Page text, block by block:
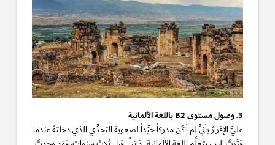
3. وصول مستوى B2 باللغة الألمانية
عليَّ الإقرارُ بأنِّي لم أكُن مدركاً جيِّداً لصعوبة التحدِّي الذي دخلتهُ عندما